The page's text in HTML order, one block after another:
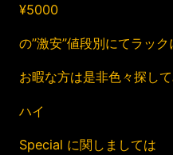
¥5000
の”激安”値段別にてラック
お暇な方は是非色々探して
ハイ
Special に関しましては